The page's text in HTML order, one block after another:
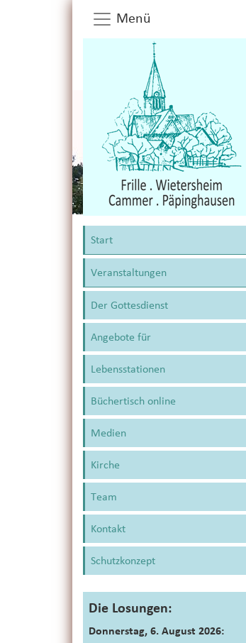
Menü
Start
Veranstaltungen
Der Gottesdienst
Angebote für
Lebensstationen
Büchertisch online
Medien
Kirche
Team
Kontakt
Schutzkonzept
Die Losungen:
Donnerstag, 6. August 2026: